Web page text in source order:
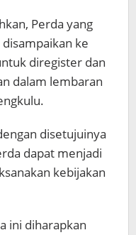
Perda yang
ke
diregister dan
dalam lembaran
disetujuinya
dapat menjadi
kebijakan
ini diharapkan